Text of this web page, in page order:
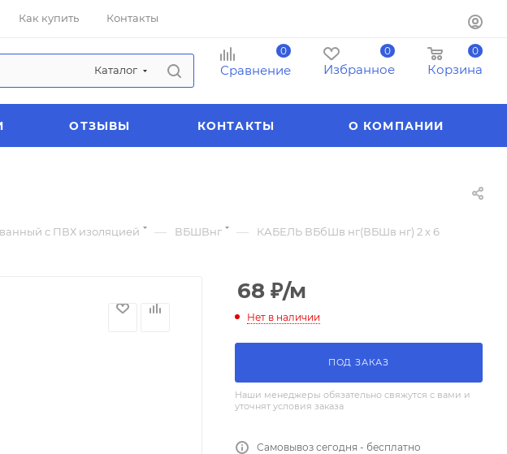
Как купить Контакты
Каталог
0
Сравнение
0
Избранное
0
Корзина
ОТЗЫВЫ КОНТАКТЫ О КОМПАНИИ
с ПВХ изоляцией — ВБШВнг — КАБЕЛЬ ВБбШв нг(ВБШв нг) 2 х 6
68 ₽/м
Нет в наличии
ПОД ЗАКАЗ
Наши менеджеры обязательно свяжутся с вами и
уточнят условия заказа
Самовывоз сегодня - бесплатно